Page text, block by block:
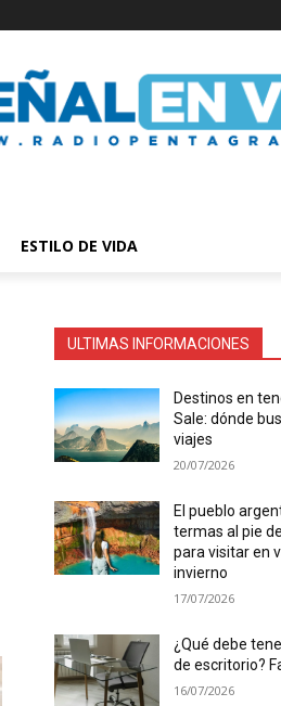
ESTILO DE VIDA
ULTIMAS INFORMACIONES
Destinos en
Sale: dónde
viajes
20/07/2026
El pueblo
termas al pie
para visitar en
invierno
17/07/2026
¿Qué debe
de escritorio?
16/07/2026